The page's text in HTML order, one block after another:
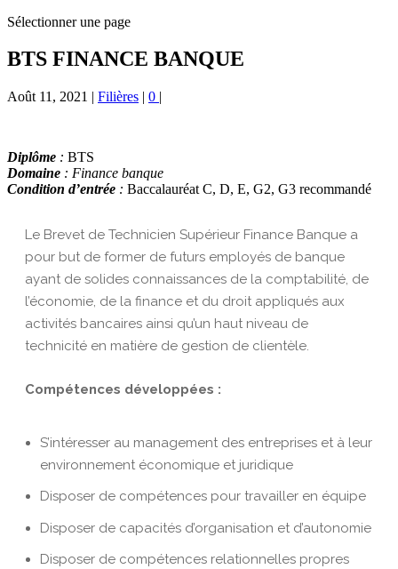
Sélectionner une page
BTS FINANCE BANQUE
Août 11, 2021 | Filières | 0 |
Diplôme : BTS
Domaine : Finance banque
Condition d’entrée : Baccalauréat C, D, E, G2, G3 recommandé
Le Brevet de Technicien Supérieur Finance Banque a
pour but de former de futurs employés de banque
ayant de solides connaissances de la comptabilité, de
l’économie, de la finance et du droit appliqués aux
activités bancaires ainsi qu’un haut niveau de
technicité en matière de gestion de clientèle.
Compétences développées :
S’intéresser au management des entreprises et à leur
environnement économique et juridique
Disposer de compétences pour travailler en équipe
Disposer de capacités d’organisation et d’autonomie
Disposer de compétences relationnelles propres